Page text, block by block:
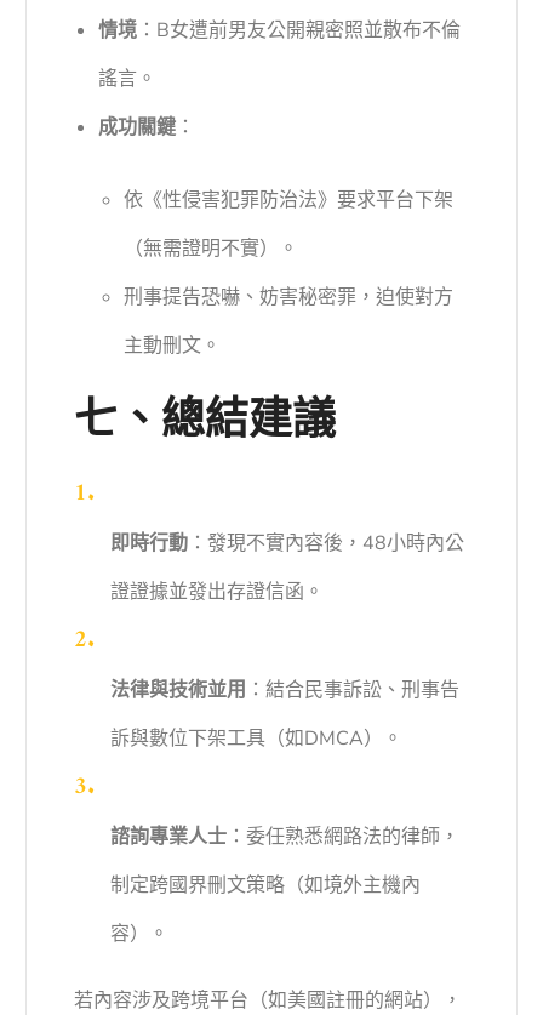
情境 ：B女遭前男友公開親密照並散布不倫
謠言。
成功關鍵 ：
依《性侵害犯罪防治法》要求平台下架
（無需證明不實）。
刑事提告恐嚇、妨害秘密罪，迫使對方
主動刪文。
七、總結建議
即時行動：發現不實內容後，48小時內公
證證據並發出存證信函。
法律與技術並用 ：結合民事訴訟、刑事告
訴與數位下架工具（如DMCA）。
諮詢專業人士：委任熟悉網路法的律師，
制定跨國界刪文策略（如境外主機內
容）。
若內容涉及跨境平台（如美國註冊的網站），